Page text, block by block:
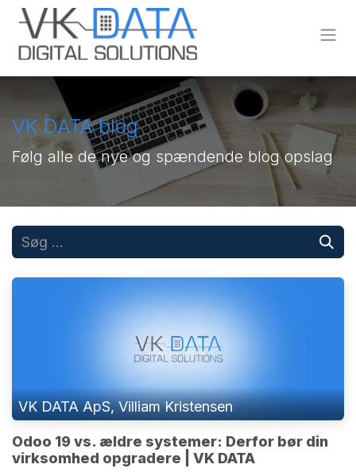
Skip to Content
VK DATA blog
Følg alle de nye og spændende blog opslag
VK DATA ApS, Villiam Kristensen
Odoo 19 vs. ældre systemer: Derfor bør din
virksomhed opgradere | VK DATA